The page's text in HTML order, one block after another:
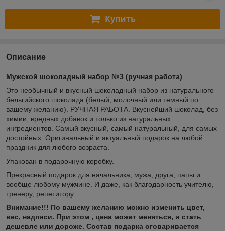
Купить
Описание
Мужской шоколадный набор №3 (ручная работа)
Это необычный и вкусный шоколадный набор из натурального
бельгийского шоколада (белый, молочный или темный по
вашему желанию). РУЧНАЯ РАБОТА. Вкуснейший шоколад, без
химии, вредных добавок и только из натуральных
ингредиентов. Самый вкусный, самый натуральный, для самых
достойных. Оригинальный и актуальный подарок на любой
праздник для любого возраста.
Упакован в подарочную коробку.
Прекрасный подарок для начальника, мужа, друга, папы и
вообще любому мужчине. И даже, как благодарность учителю,
тренеру, репетитору.
Внимание!!! По вашему желанию можно изменить цвет,
вес, надписи. При этом , цена может меняться, и стать
дешевле или дороже. Состав подарка оговаривается